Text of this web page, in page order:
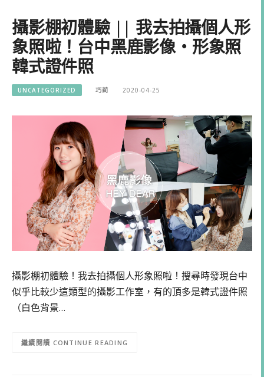
攝影棚初體驗 || 我去拍攝個人形
象照啦！台中黑鹿影像・形象照
韓式證件照
UNCATEGORIZED 巧莉 2020-04-25
攝影棚初體驗！我去拍攝個人形象照啦！搜尋時發現台中
似乎比較少這類型的攝影工作室，有的頂多是韓式證件照
（白色背景…
CONTINUE READING